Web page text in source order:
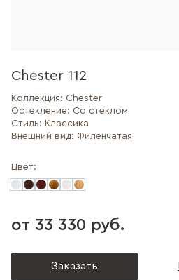
Chester 112
Коллекция: Chester
Остекление: Со стеклом
Стиль: Классика
Внешний вид: Филенчатая
Цвет:
от 33 330 руб.
Заказать